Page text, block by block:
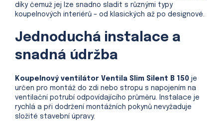
díky čemuž jej lze snadno sladit s různými typy
koupelnových interiérů – od klasických až po designové.
Jednoduchá instalace a
snadná údržba
Koupelnový ventilátor Ventila Slim Silent B 150 je
určen pro montáž do zdi nebo stropu s napojením na
ventilační potrubí odpovídajícího průměru. Instalace je
rychlá a při dodržení montážních pokynů nevyžaduje
složité stavební úpravy.